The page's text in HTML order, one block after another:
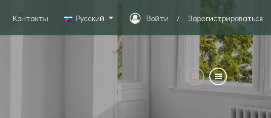
Контакты Pусский Войти / Зарегистрироваться